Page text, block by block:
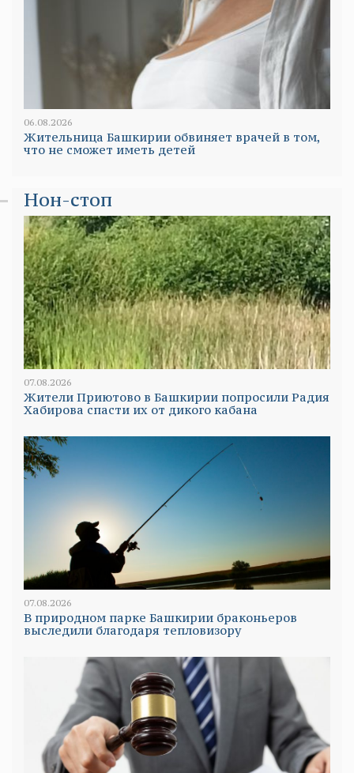
06.08.2026
Жительница Башкирии обвиняет врачей в том,
что не сможет иметь детей
Нон-стоп
07.08.2026
Жители Приютово в Башкирии попросили Радия
Хабирова спасти их от дикого кабана
07.08.2026
В природном парке Башкирии браконьеров
выследили благодаря тепловизору